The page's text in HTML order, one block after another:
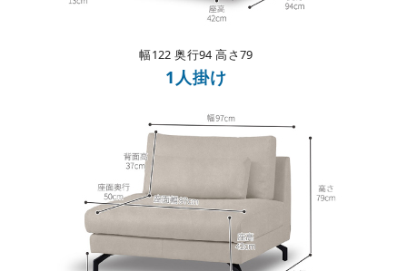
幅122 奥行94 高さ79
1人掛け